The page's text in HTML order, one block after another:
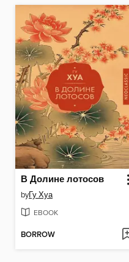
В Долине лотосов
byГу Хуа
EBOOK
BORROW